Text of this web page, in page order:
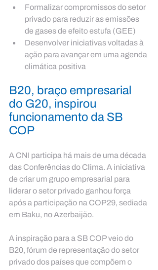
Formalizar compromissos do setor
privado para reduzir as emissões
de gases de efeito estufa (GEE)
Desenvolver iniciativas voltadas à
ação para avançar em uma agenda
climática positiva
B20, braço empresarial
do G20, inspirou
funcionamento da SB
COP
A CNI participa há mais de uma década
das Conferências do Clima. A iniciativa
de criar um grupo empresarial para
liderar o setor privado ganhou força
após a participação na COP29, sediada
em Baku, no Azerbaijão.
A inspiração para a SB COP veio do
B20, fórum de representação do setor
privado dos países que compõem o